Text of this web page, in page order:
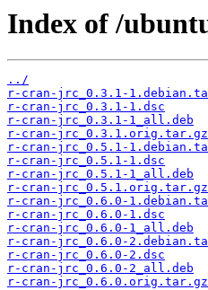
Index of /
../
r-cran-jrc_0.3.1-
r-cran-jrc_0.3.1-1.dsc
r-cran-jrc_0.3.1-1_all.deb
r-cran-jrc_0.3.1.orig.tar.gz
r-cran-jrc_0.5.1-
r-cran-jrc_0.5.1-1.dsc
r-cran-jrc_0.5.1-1_all.deb
r-cran-jrc_0.5.1.orig.tar.gz
r-cran-jrc_0.6.0-
r-cran-jrc_0.6.0-1.dsc
r-cran-jrc_0.6.0-1_all.deb
r-cran-jrc_0.6.0-
r-cran-jrc_0.6.0-2.dsc
r-cran-jrc_0.6.0-2_all.deb
r-cran-jrc_0.6.0.orig.tar.gz